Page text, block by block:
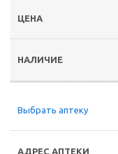
Выбрать аптеку